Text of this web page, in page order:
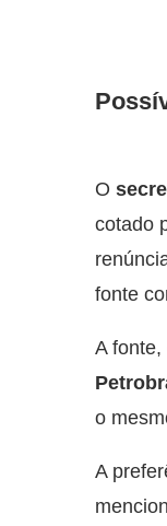
O
cotado
fonte
A
o
A